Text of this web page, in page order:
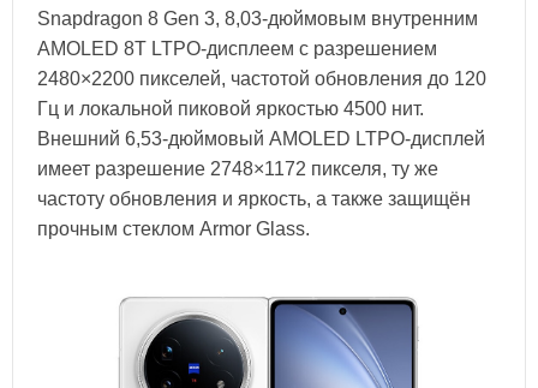
Snapdragon 8 Gen 3, 8,03-дюймовым внутренним
AMOLED 8T LTPO-дисплеем с разрешением
2480×2200 пикселей, частотой обновления до 120
Гц и локальной пиковой яркостью 4500 нит.
Внешний 6,53-дюймовый AMOLED LTPO-дисплей
имеет разрешение 2748×1172 пикселя, ту же
частоту обновления и яркость, а также защищён
прочным стеклом Armor Glass.